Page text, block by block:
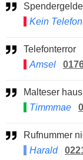
Kein
Telefonterror
Amsel
Malteser
Timmmae
Rufnummer
Harald